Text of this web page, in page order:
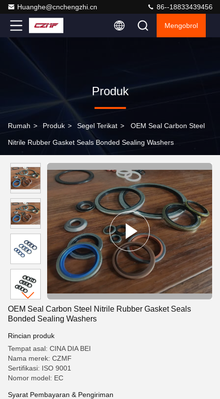
Huanghe@cnchengzhi.cn 86--18833439456
Mengobrol
Produk
Rumah > Produk > Segel Terikat > OEM Seal Carbon Steel
Nitrile Rubber Gasket Seals Bonded Sealing Washers
OEM Seal Carbon Steel Nitrile Rubber Gasket Seals
Bonded Sealing Washers
Rincian produk
Tempat asal: CINA DIA BEI
Nama merek: CZMF
Sertifikasi: ISO 9001
Nomor model: EC
Syarat Pembayaran & Pengiriman